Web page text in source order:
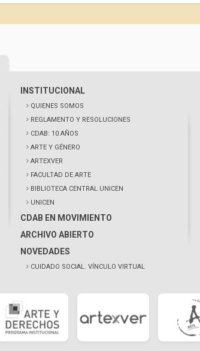
INSTITUCIONAL
QUIENES SOMOS
REGLAMENTO Y RESOLUCIONES
CDAB: 10 AÑOS
ARTE Y GÉNERO
ARTEXVER
FACULTAD DE ARTE
BIBLIOTECA CENTRAL UNICEN
UNICEN
CDAB EN MOVIMIENTO
ARCHIVO ABIERTO
NOVEDADES
CUIDADO SOCIAL. VÍNCULO VIRTUAL